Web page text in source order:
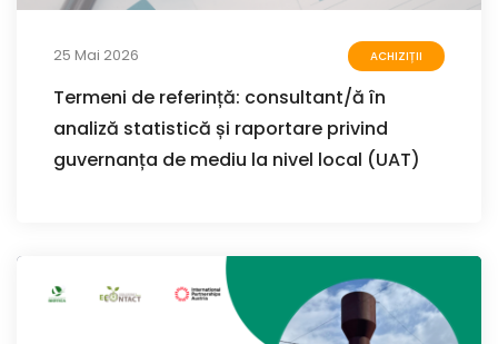
25 Mai 2026 ACHIZIȚII
Termeni de referință: consultant/ă în
analiză statistică și raportare privind
guvernanța de mediu la nivel local (UAT)